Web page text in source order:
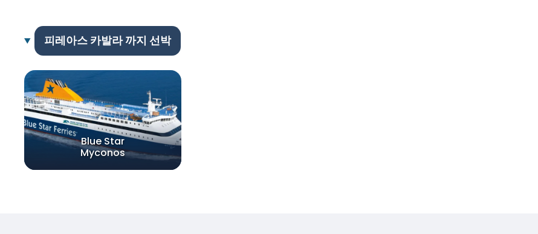
피레아스 카발라 까지 선박
Blue Star
Myconos